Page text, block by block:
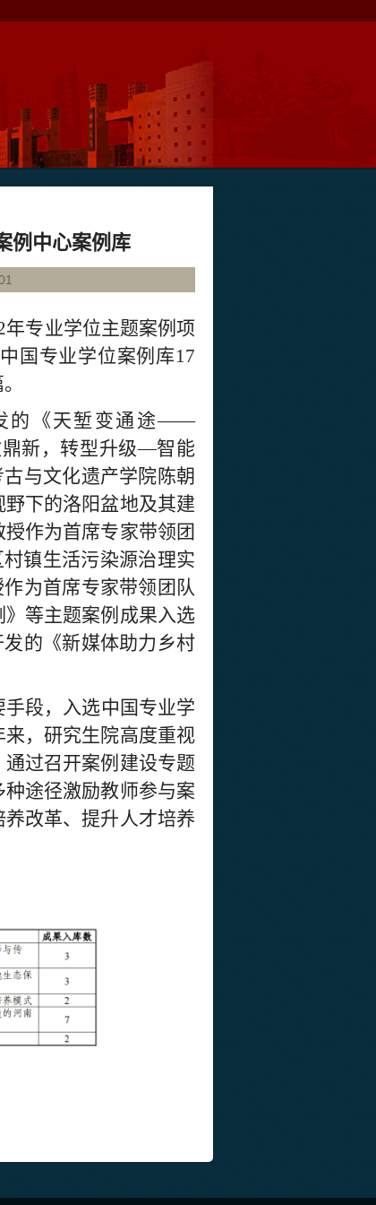
例中心案例库
年专业学位主题案例项
国专业学位案例库17
的《天堑变通途——
新，转型升级—智能
古与文化遗产学院陈朝
下的洛阳盆地及其建
授作为首席专家带领团
镇生活污染源治理实
作为首席专家带领团队
》等主题案例成果入选
的《新媒体助力乡村
段，入选中国专业学
，研究生院高度重视
通过召开案例建设专题
种途径激励教师参与案
养改革、提升人才培养